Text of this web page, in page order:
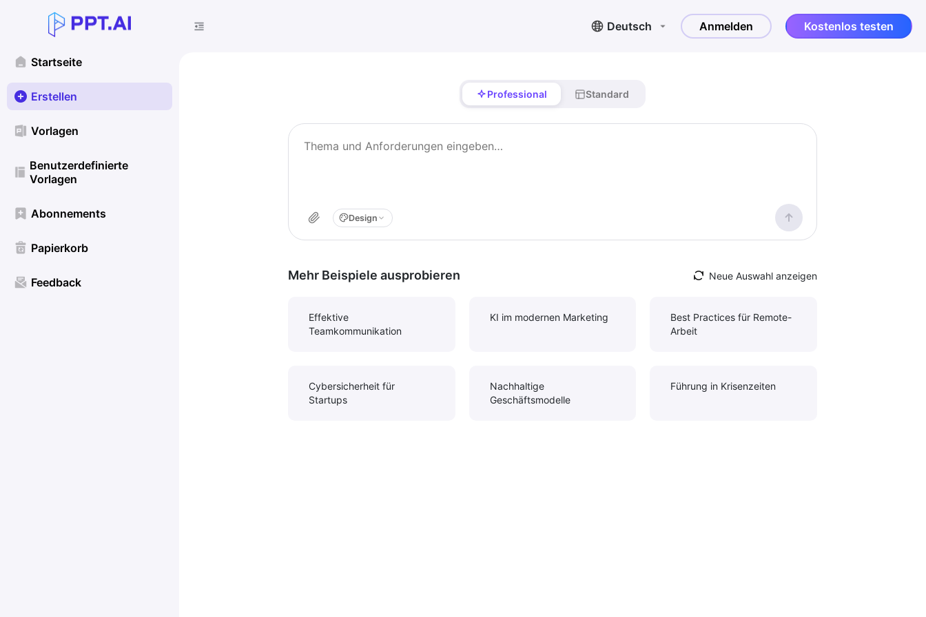
Startseite
Erstellen
Vorlagen
Benutzerdefinierte
Vorlagen
Abonnements
Papierkorb
Feedback
Deutsch Anmelden Kostenlos testen
Professional Standard
Design
Mehr Beispiele ausprobieren Neue Auswahl anzeigen
Effektive
Teamkommunikation
KI im modernen Marketing
Best Practices für Remote-
Arbeit
Cybersicherheit für
Startups
Nachhaltige
Geschäftsmodelle
Führung in Krisenzeiten